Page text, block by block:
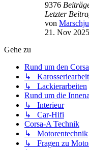
9376
Letzter
von
21. Nov
Gehe zu
Rund um den
↳
↳ Lackierarbeiten
Rund um die
↳ Interieur
↳ Car-Hifi
Corsa-A Technik
↳ Motorentechnik
↳ Fragen zu